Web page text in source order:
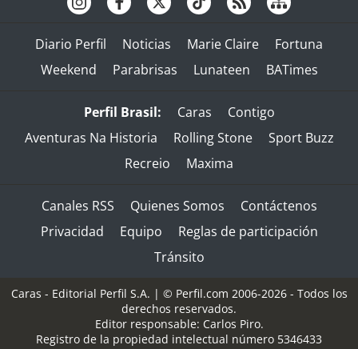
Diario Perfil Noticias Marie Claire
Fortuna
Weekend
Parabrisas Lunateen BATimes
Perfil Brasil: Caras
Contigo
Aventuras Na Historia
Rolling Stone
Sport Buzz
Recreio
Maxima
Canales RSS Quienes Somos
Contáctenos
Privacidad
Equipo
Reglas de participación
Tránsito
Caras - Editorial Perfil S.A. | © Perfil.com 2006-2026 - Todos los
derechos reservados.
Editor responsable: Carlos Piro.
Registro de la propiedad intelectual número 5346433